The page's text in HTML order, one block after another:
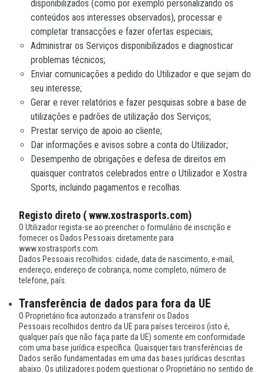
disponibilizados (como por exemplo personalizando os
conteúdos aos interesses observados), processar e
completar transacções e fazer ofertas especiais;
Administrar os Serviços disponibilizados e diagnosticar
problemas técnicos;
Enviar comunicações a pedido do Utilizador e que sejam do
seu interesse;
Gerar e rever relatórios e fazer pesquisas sobre a base de
utilizações e padrões de utilização dos Serviços;
Prestar serviço de apoio ao cliente;
Dar informações e avisos sobre a conta do Utilizador;
Desempenho de obrigações e defesa de direitos em
quaisquer contratos celebrados entre o Utilizador e Xostra
Sports, incluindo pagamentos e recolhas.
Registo direto ( www.xostrasports.com)
O Utilizador regista-se ao preencher o formulário de inscrição e
fornecer os Dados Pessoais diretamente para
www.xostrasports.com.
Dados Pessoais recolhidos: cidade, data de nascimento, e-mail,
endereço, endereço de cobrança, nome completo, número de
telefone, país.
Transferência de dados para fora da UE
O Proprietário fica autorizado a transferir os Dados
Pessoais recolhidos dentro da UE para países terceiros (isto é,
qualquer país que não faça parte da UE) somente em conformidade
com uma base jurídica específica. Quaisquer tais transferências de
Dados serão fundamentadas em uma das bases jurídicas descritas
abaixo. Os utilizadores podem questionar o Proprietário no sentido de